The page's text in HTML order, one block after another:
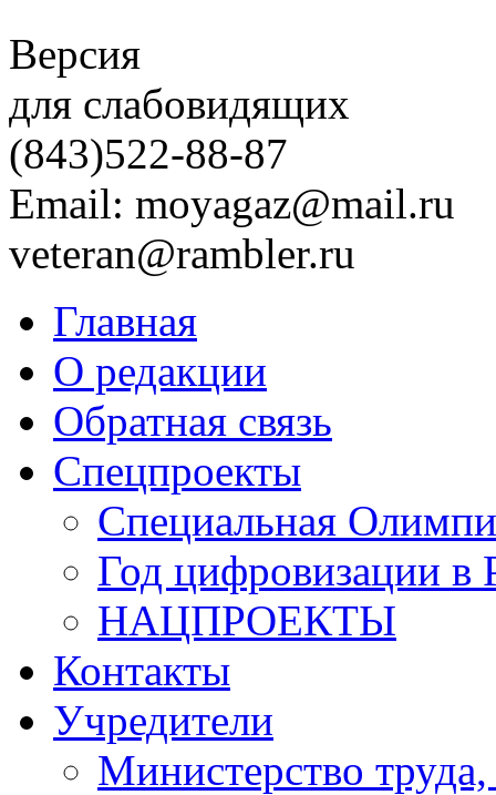
Версия
для слабовидящих
(843)522-88-87
Email: moyagaz@mail.ru
veteran@rambler.ru
Главная
О редакции
Обратная связь
Спецпроекты
Специальная
Год цифровизации в
НАЦПРОЕКТЫ
Контакты
Учредители
Министерство